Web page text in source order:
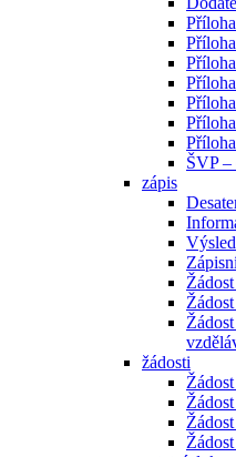
ŠVP –
zápis
žádosti